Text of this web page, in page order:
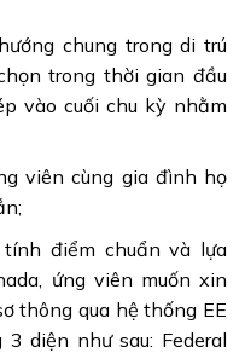
chung trong di trú
trong thời gian đầu
vào cuối chu kỳ nhằm
viên cùng gia đình họ
điểm chuẩn và lựa
ứng viên muốn xin
thông qua hệ thống EE
diện như sau: Federal